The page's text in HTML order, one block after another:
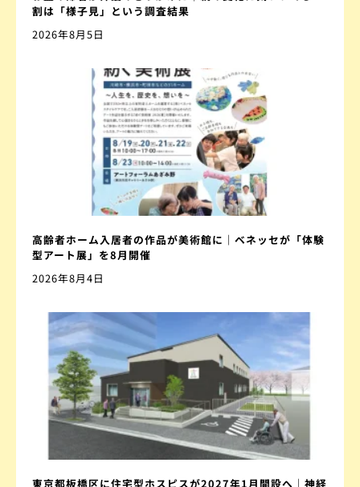
割は「様子見」という調査結果
2026年8月5日
高齢者ホーム入居者の作品が美術館に｜ベネッセが「体験
型アート展」を8月開催
2026年8月4日
東京都板橋区に住宅型ホスピスが2027年1月開設へ｜神経